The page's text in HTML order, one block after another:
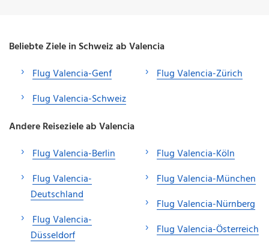
Beliebte Ziele in Schweiz ab Valencia
Flug Valencia-Genf
Flug Valencia-Schweiz
Flug Valencia-Zürich
Andere Reiseziele ab Valencia
Flug Valencia-Berlin
Flug Valencia-
Deutschland
Flug Valencia-
Düsseldorf
Flug Valencia-Köln
Flug Valencia-München
Flug Valencia-Nürnberg
Flug Valencia-Österreich